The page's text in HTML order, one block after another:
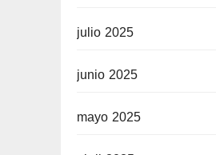
julio 2025
junio 2025
mayo 2025